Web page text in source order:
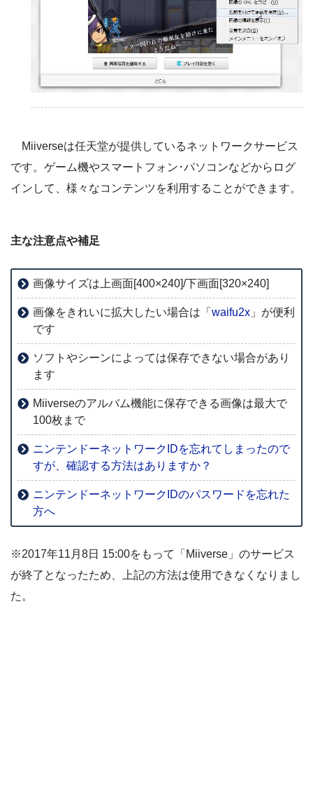
Miiverseは任天堂が提供しているネットワークサービス
です。ゲーム機やスマートフォン･パソコンなどからログ
インして、様々なコンテンツを利用することができます。
主な注意点や補足
画像サイズは上画面[400×240]/下画面[320×240]
画像をきれいに拡大したい場合は「waifu2x 」が便利
です
ソフトやシーンによっては保存できない場合があり
ます
Miiverseのアルバム機能に保存できる画像は最大で
100枚まで
ニンテンドーネットワークIDを忘れてしまったので
すが、確認する方法はありますか？
ニンテンドーネットワークIDのパスワードを忘れた
方へ
※2017年11月8日 15:00をもって「Miiverse」のサービス
が終了となったため、上記の方法は使用できなくなりまし
た。